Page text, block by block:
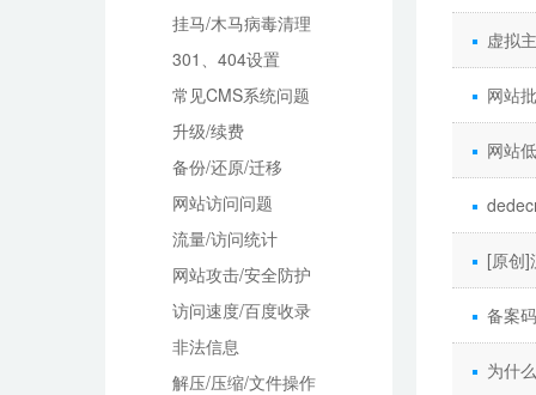
挂马/木马病毒清理
301、404设置
常见CMS系统问题
升级/续费
备份/还原/迁移
网站访问问题
流量/访问统计
网站攻击/安全防护
访问速度/百度收录
非法信息
解压/压缩/文件操作
虚拟
网站
网站
[原创]
备案
为什